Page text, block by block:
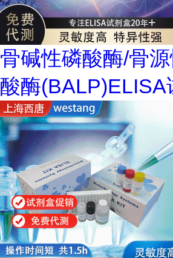
骨碱性磷酸酶/骨
酸酶(BALP)ELISA